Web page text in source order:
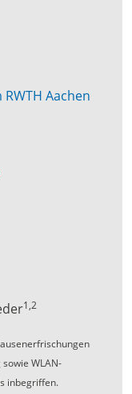
Aachen
1,2
WLAN-
inbegriffen.